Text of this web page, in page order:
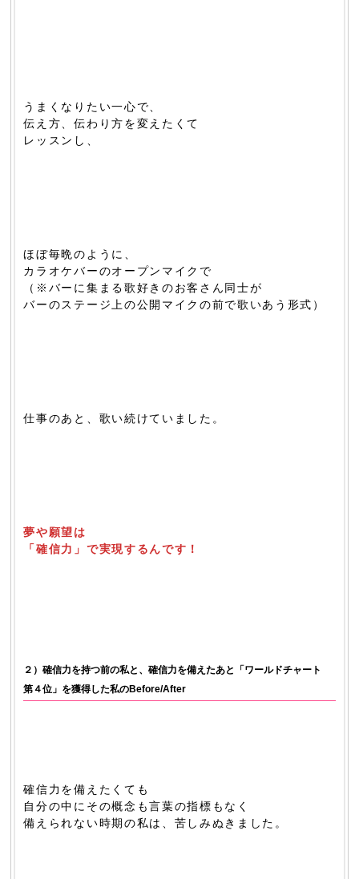
うまくなりたい一心で、
伝え方、伝わり方を変えたくて
レッスンし、
ほぼ毎晩のように、
カラオケバーのオープンマイクで
（※バーに集まる歌好きのお客さん同士が
バーのステージ上の公開マイクの前で歌いあう形式）
仕事のあと、歌い続けていました。
夢や願望は
「確信力」で実現するんです！
２）確信力を持つ前の私と、確信力を備えたあと「ワールドチャート
第４位」を獲得した私のBefore/After
確信力を備えたくても
自分の中にその概念も言葉の指標もなく
備えられない時期の私は、苦しみぬきました。